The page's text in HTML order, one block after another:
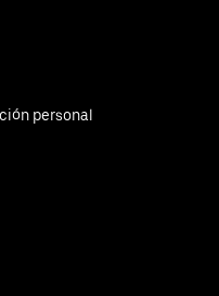
personal